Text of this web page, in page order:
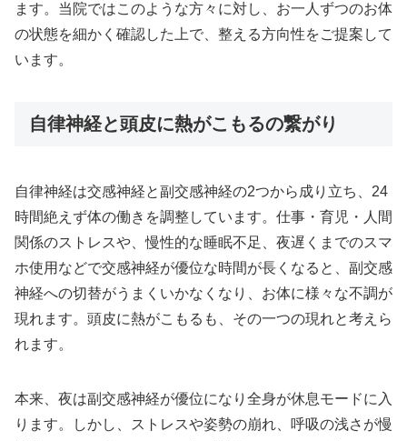
ます。当院ではこのような方々に対し、お一人ずつのお体
の状態を細かく確認した上で、整える方向性をご提案して
います。
自律神経と頭皮に熱がこもるの繋がり
自律神経は交感神経と副交感神経の2つから成り立ち、24
時間絶えず体の働きを調整しています。仕事・育児・人間
関係のストレスや、慢性的な睡眠不足、夜遅くまでのスマ
ホ使用などで交感神経が優位な時間が長くなると、副交感
神経への切替がうまくいかなくなり、お体に様々な不調が
現れます。頭皮に熱がこもるも、その一つの現れと考えら
れます。
本来、夜は副交感神経が優位になり全身が休息モードに入
ります。しかし、ストレスや姿勢の崩れ、呼吸の浅さが慢